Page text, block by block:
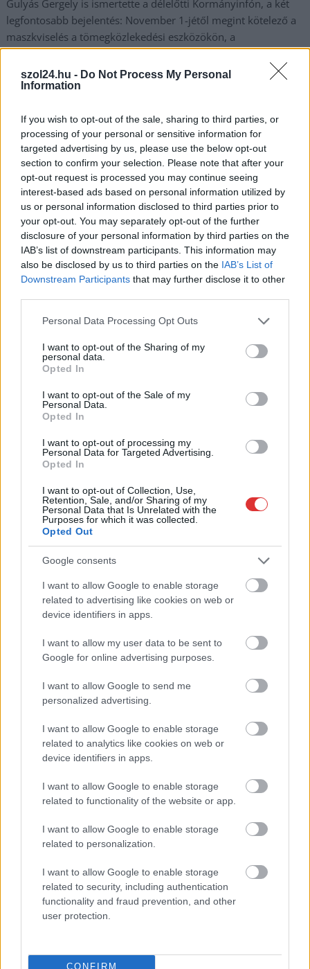
szol24.hu - Do Not Process My Personal
Information
If you wish to opt-out of the sale, sharing to third parties, or
processing of your personal or sensitive information for
targeted advertising by us, please use the below opt-out
section to confirm your selection. Please note that after your
opt-out request is processed you may continue seeing
interest-based ads based on personal information utilized by
us or personal information disclosed to third parties prior to
your opt-out. You may separately opt-out of the further
disclosure of your personal information by third parties on the
IAB’s list of downstream participants. This information may
also be disclosed by us to third parties on the IAB’s List of
Downstream Participants that may further disclose it to other
Please note that this website/app uses one or more Google
not limited to your visit or usage behaviour. You may click to
grant or deny consent to Google and its third-party tags to
use your data for below specified purposes in below Google
consent section.
Personal Data Processing Opt Outs
I want to opt-out of the Sharing of my
personal data.
Opted In
I want to opt-out of the Sale of my
Personal Data.
Opted In
I want to opt-out of processing my
Personal Data for Targeted Advertising.
Opted In
I want to opt-out of Collection, Use,
Retention, Sale, and/or Sharing of my
Personal Data that Is Unrelated with the
Purposes for which it was collected.
Opted Out
Google consents
I want to allow Google to enable storage
related to advertising like cookies on web or
device identifiers in apps.
I want to allow my user data to be sent to
Google for online advertising purposes.
I want to allow Google to send me
personalized advertising.
I want to allow Google to enable storage
related to analytics like cookies on web or
device identifiers in apps.
I want to allow Google to enable storage
related to functionality of the website or app.
I want to allow Google to enable storage
related to personalization.
I want to allow Google to enable storage
related to security, including authentication
functionality and fraud prevention, and other
user protection.
CONFIRM
Gulyás Gergely is ismertette a délelőtti Kormányinfón, a két
legfontosabb bejelentés: November 1-jétől megint kötelező a
maszkviselés a tömegközlekedési eszközökön, a
pályaudvarokon és a megállóhelyeken; a munkáltatók
előírhatják az oltás felvételét dolgozóiknak. A Közlönyből már
az is kiderült, hogy aki a tömegközlekedési eszközön, a
vagy az alkalmazottak felszólítására sem viseli megfelelően a
maszkot, az kizárható az utazásból és közérdekű üzem
működésének megzavarása szabálysértés gyanúja miatt
feljelenthető. A maszkviselés…
COVID-19 kötelező oltás,maszk
Az Alkotmánybíróságnál tett panaszt egy
egészségügyi dolgozó a kötelező oltás miatt
dolgozó megtámadta a
felvételét szabályozó
írja az Index. Még
júliusban hozott döntést arról a kormány, hogy a magyar
koronavírus elleni vakcinákkal, egyrészt a további
járványhullámok megfékezése, másrészt a betegek védelme
érdekében. A kormányrendeletet alkotmányjogi panasszal
támadta meg egy egészségügyi dolgozó az
Alkotmánybíróságon. Az Indexnek azt mondta, szerinte a
védőoltás felvételének elmulasztásához fűzött joghátrány,
azaz a szakképesítéssel rendelkező foglalkoztatott
munkaviszonyának kvázi rendkívüli felmondással történő
következményekkel jár, amely egyáltalán nincs arányban…
Az Iparkamara javaslata szerint kötelezővé
tehetnék a munkahelyeken az oltást
2021.07.20. Nagy László
jogszabály-módosítást
munkakörökben
lehetővé tenné a
Magyar Kereskedelmi és Iparkamara elnöke a Portfoliónak. A